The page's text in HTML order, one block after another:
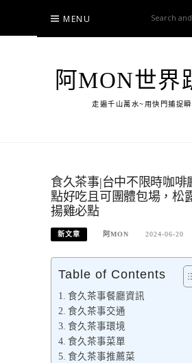
content
MENU
阿MON世界
走遍千山萬水~用快門捕捉瞬
食久茶事|台中不限時咖啡
點好吃且可團體包場，松
揚雞必點
新文章 阿MON 2024-06-20
Table of Contents
食久茶事餐廳資訊
食久茶事交通
食久茶事環境
食久茶事菜單
食久茶事推薦菜